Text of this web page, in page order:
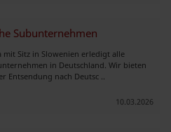
Subunternehmen
mit Sitz in Slowenien erledigt alle
in Deutschland. Wir bieten
Entsendung nach Deutsc ..
10.03.2026